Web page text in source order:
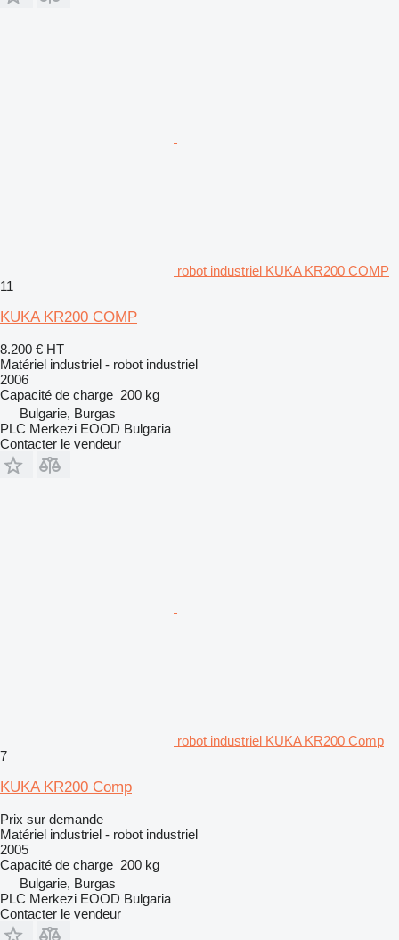
robot industriel KUKA KR200 COMP
11
KUKA KR200 COMP
8.200 € HT
Matériel industriel - robot industriel
2006
Capacité de charge 200 kg
Bulgarie, Burgas
PLC Merkezi EOOD Bulgaria
Contacter le vendeur
robot industriel KUKA KR200 Comp
7
KUKA KR200 Comp
Prix sur demande
Matériel industriel - robot industriel
2005
Capacité de charge 200 kg
Bulgarie, Burgas
PLC Merkezi EOOD Bulgaria
Contacter le vendeur